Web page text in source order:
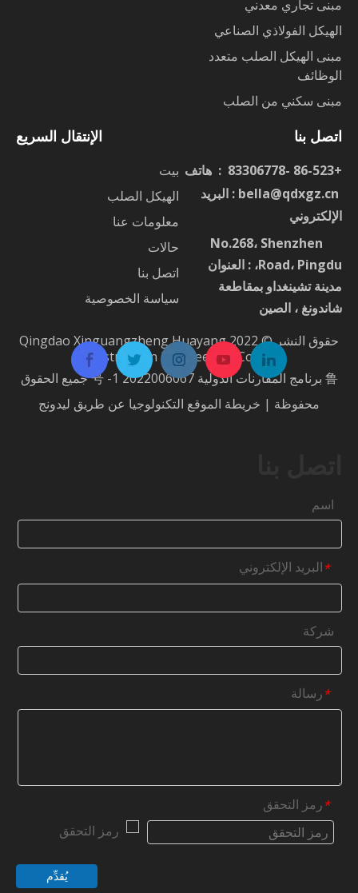
مبنى تجاري معدني
الهيكل الفولاذي الصناعي
مبنى الهيكل الصلب متعدد
الوظائف
مبنى سكني من الصلب
الإنتقال السريع
بيت
الهيكل الصلب
معلومات عنا
حالات
اتصل بنا
سياسة الخصوصية
اتصل بنا
+86-523 -83306778 : هاتف
bella@qdxgz.cn : البريد
الإلكتروني
No.268، Shenzhen
Road، Pingdu، : العنوان
مدينة تشينغداو بمقاطعة
شاندونغ ، الصين
حقوق النشر © 2022 Qingdao Xinguangzheng Huayang
Construction Engineering Co.، Ltd.
鲁 برنامج المقارنات الدولية 2022006067 号 -1
جميع الحقوق
محفوظة | خريطة الموقع التكنولوجيا عن طريق ليدونج
اسم
*البريد الإلكتروني
شركة
*رسالة
*رمز التحقق
يُقدِّم